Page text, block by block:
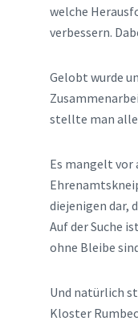
welche
verbessern.
Gelobt wurde
stellte man
Es mangelt vor
diejenigen dar,
Auf der Suche
ohne Bleibe
Und natürlich
Kloster